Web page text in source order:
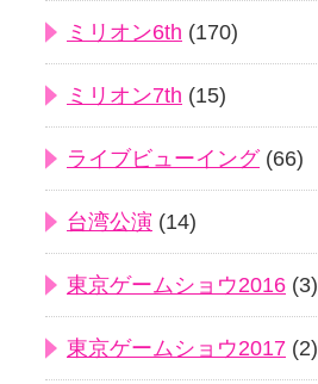
ミリオン6th (170)
ミリオン7th (15)
ライブビューイング(66)
台湾公演 (14)
東京ゲームショウ2016 (3)
東京ゲームショウ2017 (2)